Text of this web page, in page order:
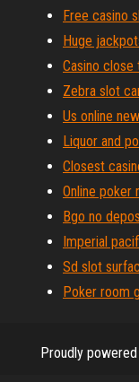
Free casino
Huge
Casino close
Zebra slot
Us online
Liquor and
Closest
Online poker
Bgo no
Imperial
Sd slot
Poker room
Proudly